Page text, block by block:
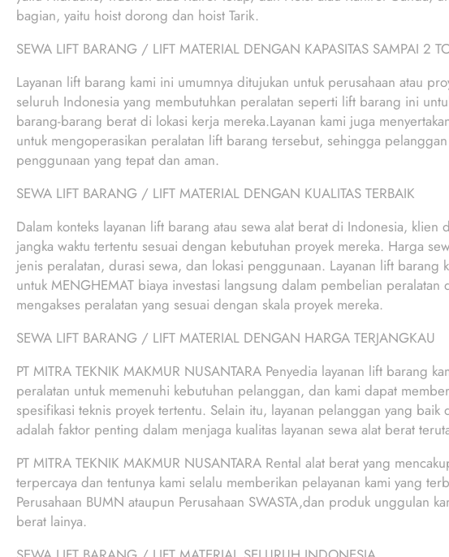
bagian, yaitu hoist dorong dan hoist Tarik.
SEWA LIFT BARANG / LIFT MATERIAL DENGAN KAPASITAS SAMPAI 2
Layanan lift barang kami ini umumnya ditujukan untuk perusahaan atau
seluruh Indonesia yang membutuhkan peralatan seperti lift barang ini
barang-barang berat di lokasi kerja mereka.Layanan kami juga
untuk mengoperasikan peralatan lift barang tersebut, sehingga
penggunaan yang tepat dan aman.
SEWA LIFT BARANG / LIFT MATERIAL DENGAN KUALITAS TERBAIK
Dalam konteks layanan lift barang atau sewa alat berat di Indonesia, klien
jangka waktu tertentu sesuai dengan kebutuhan proyek mereka. Harga
jenis peralatan, durasi sewa, dan lokasi penggunaan. Layanan lift barang
untuk MENGHEMAT biaya investasi langsung dalam pembelian
mengakses peralatan yang sesuai dengan skala proyek mereka.
SEWA LIFT BARANG / LIFT MATERIAL DENGAN HARGA TERJANGKAU
PT MITRA TEKNIK MAKMUR NUSANTARA Penyedia layanan lift barang
peralatan untuk memenuhi kebutuhan pelanggan, dan kami dapat
spesifikasi teknis proyek tertentu. Selain itu, layanan pelanggan yang
adalah faktor penting dalam menjaga kualitas layanan sewa alat berat
PT MITRA TEKNIK MAKMUR NUSANTARA Rental alat berat yang
terpercaya dan tentunya kami selalu memberikan pelayanan kami yang
Perusahaan BUMN ataupun Perusahaan SWASTA,dan produk unggulan
berat lainya.